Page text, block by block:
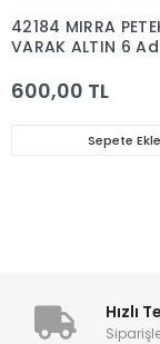
42184 MIRRA
VARAK ALTIN 6
600,00 TL
Sepete Ekle
Hızlı